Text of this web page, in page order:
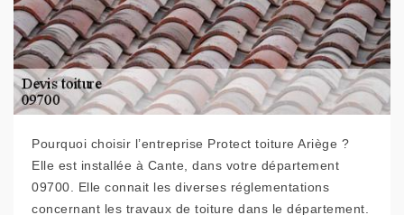
Pourquoi choisir l’entreprise Protect toiture Ariège ?
Elle est installée à Cante, dans votre département
09700. Elle connait les diverses réglementations
concernant les travaux de toiture dans le département.